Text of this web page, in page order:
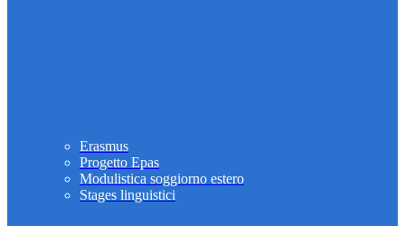
Erasmus
Progetto Epas
Modulistica soggiorno estero
Stages linguistici